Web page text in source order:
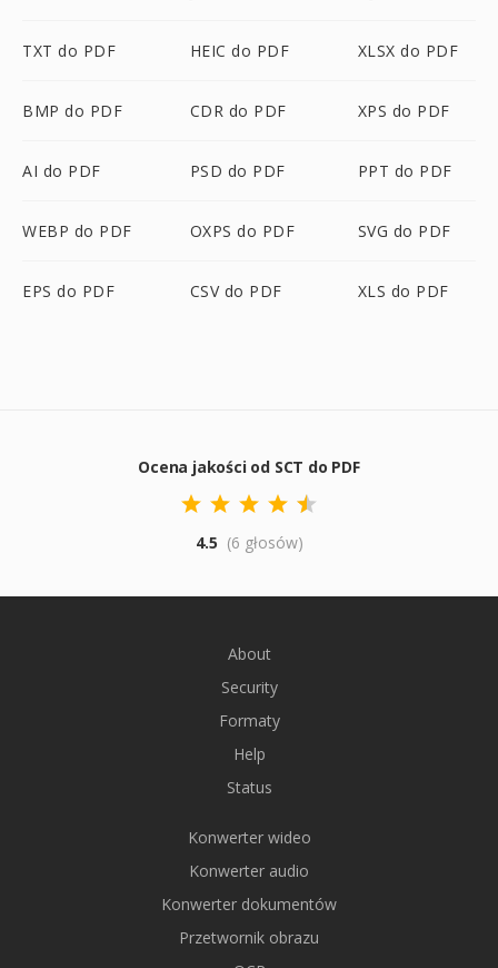
TXT do PDF HEIC do PDF XLSX do PDF
BMP do PDF CDR do PDF XPS do PDF
AI do PDF PSD do PDF PPT do PDF
WEBP do PDF OXPS do PDF SVG do PDF
EPS do PDF CSV do PDF XLS do PDF
Ocena jakości od SCT do PDF
4.5 (6 głosów)
About
Security
Formaty
Help
Status
Konwerter wideo
Konwerter audio
Konwerter dokumentów
Przetwornik obrazu